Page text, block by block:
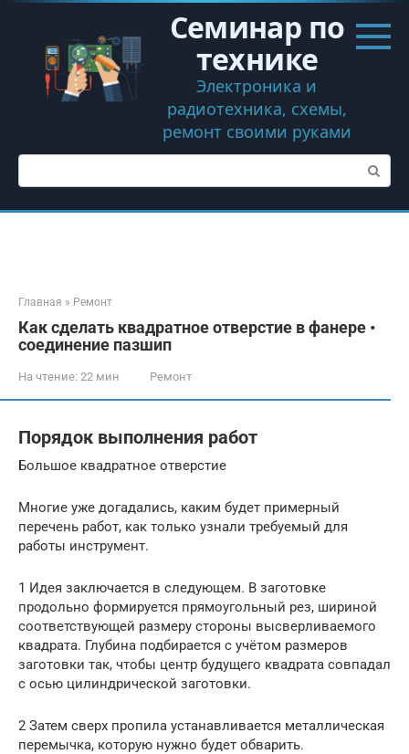
Перейти
контенту
Семинар по
технике
Электроника и
радиотехника, схемы,
ремонт своими руками
Поиск:
Главная » Ремонт
Как сделать квадратное отверстие в фанере •
соединение пазшип
На чтение: 22 мин Ремонт
Порядок выполнения работ
Большое квадратное отверстие
Многие уже догадались, каким будет примерный
перечень работ, как только узнали требуемый для
работы инструмент.
1 Идея заключается в следующем. В заготовке
продольно формируется прямоугольный рез, шириной
соответствующей размеру стороны высверливаемого
квадрата. Глубина подбирается с учётом размеров
заготовки так, чтобы центр будущего квадрата совпадал
с осью цилиндрической заготовки.
2 Затем сверх пропила устанавливается металлическая
перемычка, которую нужно будет обварить.